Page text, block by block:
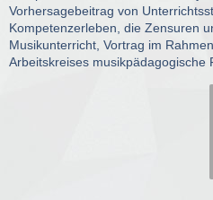
Vorhersagebeitrag von
Kompetenzerleben, die Zensuren
Musikunterricht, Vortrag im
Arbeitskreises musikpädagogische